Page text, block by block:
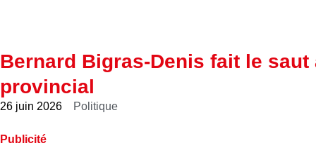
Bernard Bigras-Denis fait le saut
provincial
26 juin 2026 Politique
Publicité